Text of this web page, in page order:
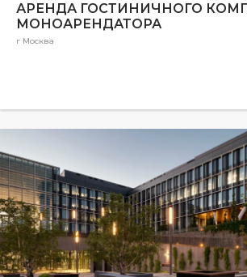
АРЕНДА ГОСТИНИЧНОГО
МОНОАРЕНДАТОРА
г Москва